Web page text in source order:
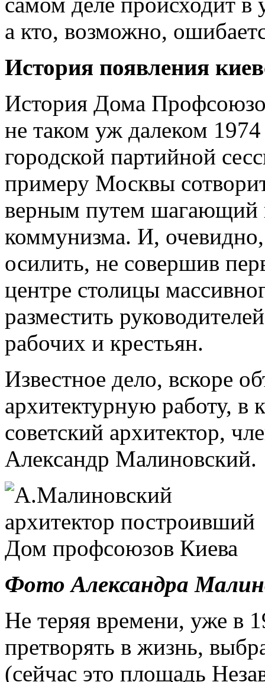
а кто, возможно,
История появления
История Дома
не таком уж далеком
городской партийной
примеру Москвы
верным путем шагающий
коммунизма. И,
осилить, не совершив
центре столицы
разместить
рабочих и крестьян.
Известное дело, вскоре
архитектурную работу, в
советский архитектор,
Александр Малиновский.
Фото Александра
Не теряя времени, уже в
претворять в жизнь,
(сейчас это площадь